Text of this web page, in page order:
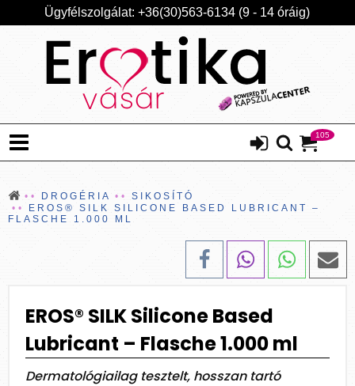
Ügyfélszolgálat: +36(30)563-6134 (9 - 14 óráig)
105
DROGÉRIA
SIKOSÍTÓ
EROS® SILK SILICONE BASED LUBRICANT –
FLASCHE 1.000 ML
EROS® SILK Silicone Based
Lubricant – Flasche 1.000 ml
Dermatológiailag tesztelt, hosszan tartó